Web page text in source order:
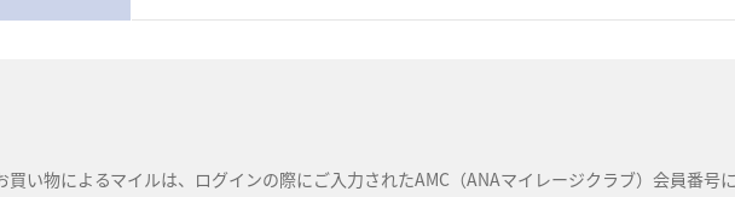
買い物によるマイルは、ログインの際にご入力されたAMC（ANAマイレージクラブ）会員番号